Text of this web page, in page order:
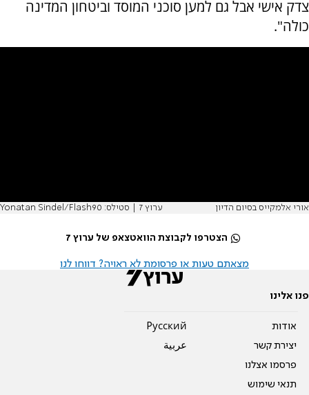
צדק אישי אבל גם למען סוכני המוסד וביטחון המדינה
כולה".
אורי אלמקייס בסיום הדיון ערוץ 7 | סטילס: Yonatan Sindel/Flash90
הצטרפו לקבוצת הוואטצאפ של ערוץ 7
מצאתם טעות או פרסומת לא ראויה? דווחו לנו
פנו אלינו
אודות
יצירת קשר
פרסמו אצלנו
תנאי שימוש
Pусский
عربية